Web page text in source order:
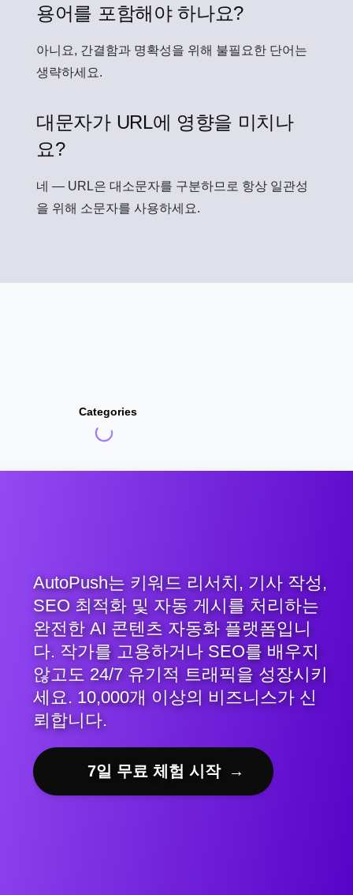
용어를 포함해야 하나요?
아니요, 간결함과 명확성을 위해 불필요한 단어는
생략하세요.
대문자가 URL에 영향을 미치나
요?
네 — URL은 대소문자를 구분하므로 항상 일관성
을 위해 소문자를 사용하세요.
Categories
AutoPush는 키워드 리서치, 기사 작성,
SEO 최적화 및 자동 게시를 처리하는
완전한 AI 콘텐츠 자동화 플랫폼입니
다. 작가를 고용하거나 SEO를 배우지
않고도 24/7 유기적 트래픽을 성장시키
세요. 10,000개 이상의 비즈니스가 신
뢰합니다.
7일 무료 체험 시작 →